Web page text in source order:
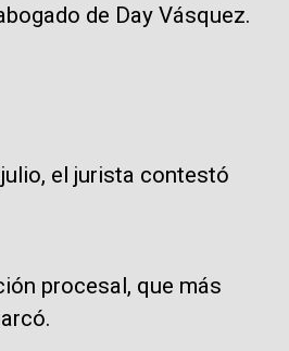
de Day Vásquez.
el jurista contestó
procesal, que más